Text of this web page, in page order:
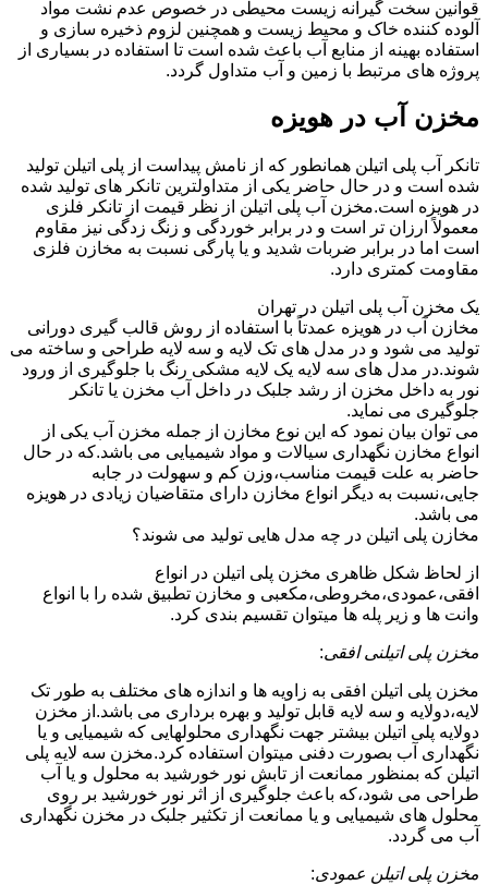
قوانین سخت گیرانه زیست محیطی در خصوص عدم نشت مواد
آلوده کننده خاک و محیط زیست و همچنین لزوم ذخیره سازی و
استفاده بهینه از منابع آب باعث شده است تا استفاده در بسیاری از
پروژه های مرتبط با زمین و آب متداول گردد.
مخزن آب در هویزه
تانکر آب پلی اتیلن همانطور که از نامش پیداست از پلی اتیلن تولید
شده است و در حال حاضر یکی از متداولترین تانکر های تولید شده
در هویزه است.مخزن آب پلی اتیلن از نظر قیمت از تانکر فلزی
معمولاً ارزان تر است و در برابر خوردگی و زنگ زدگی نیز مقاوم
است اما در برابر ضربات شدید و یا پارگی نسبت به مخازن فلزی
مقاومت کمتری دارد.
یک مخزن آب پلی اتیلن در تهران
مخازن آب در هویزه عمدتاً با استفاده از روش قالب گیری دورانی
تولید می شود و در مدل های تک لایه و سه لایه طراحی و ساخته می
شوند.در مدل های سه لایه یک لایه مشکی رنگ با جلوگیری از ورود
نور به داخل مخزن از رشد جلبک در داخل آب مخزن یا تانکر
جلوگیری می نماید.
می توان بیان نمود که این نوع مخازن از جمله مخزن آب یکی از
انواع مخازن نگهداری سیالات و مواد شیمیایی می باشد.که در حال
حاضر به علت قیمت مناسب،وزن کم و سهولت در جابه
جایی،نسبت به دیگر انواع مخازن دارای متقاضیان زیادی در هویزه
می باشد.
مخازن پلی اتیلن در چه مدل هایی تولید می شوند؟
از لحاظ شکل ظاهری مخزن پلی اتیلن در انواع
افقی،عمودی،مخروطی،مکعبی و مخازن تطبیق شده را با انواع
وانت ها و زیر پله ها میتوان تقسیم بندی کرد.
مخزن پلی اتیلنی افقی:
مخزن پلی اتیلن افقی به زاویه ها و اندازه های مختلف به طور تک
لایه،دولایه و سه لایه قابل تولید و بهره برداری می باشد.از مخزن
دولایه پلی اتیلن بیشتر جهت نگهداری محلولهایی که شیمیایی و یا
نگهداری آب بصورت دفنی میتوان استفاده کرد.مخزن سه لایه پلی
اتیلن که بمنظور ممانعت از تابش نور خورشید به محلول و یا آب
طراحی می شود،که باعث جلوگیری از اثر نور خورشید بر روی
محلول های شیمیایی و یا ممانعت از تکثیر جلبک در مخزن نگهداری
آب می گردد.
مخزن پلی اتیلن عمودی: